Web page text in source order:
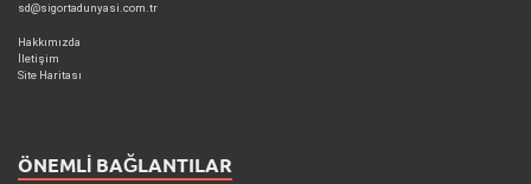
sd@sigortadunyasi.com.tr
Hakkımızda
İletişim
Site Haritası
ÖNEMLI BAĞLANTILAR